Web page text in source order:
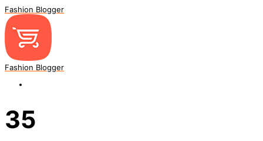
Fashion Blogger
Fashion Blogger
35